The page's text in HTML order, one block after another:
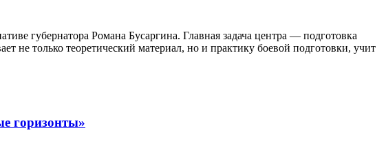
губернатора Романа Бусаргина. Главная задача центра — подготовка
не только теоретический материал, но и практику боевой подготовки, учит
горизонты»